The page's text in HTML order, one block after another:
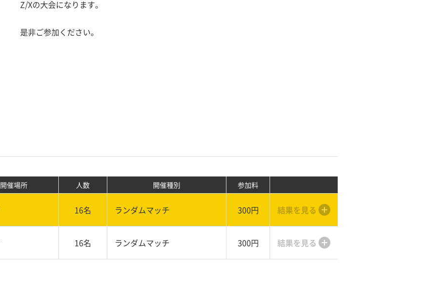
Z/Xの大会になります。
是非ご参加ください。
開催場所 人数 開催種別 参加料
16名 ランダムマッチ 300円 結果を見る
16名 ランダムマッチ 300円 結果を見る